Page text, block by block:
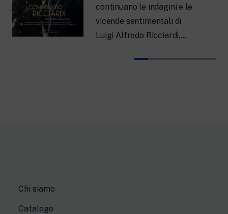
continuano le indagini e le
vicende sentimentali di
Luigi Alfredo Ricciardi,…
Chi siamo
Catalogo